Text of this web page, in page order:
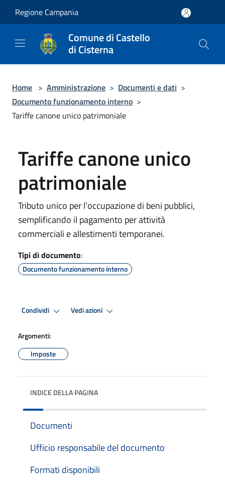
Regione Campania
Comune di Castello
di Cisterna
Home > Amministrazione > Documenti e dati >
Documento funzionamento interno >
Tariffe canone unico patrimoniale
Tariffe canone unico
patrimoniale
Tributo unico per l’occupazione di beni pubblici,
semplificando il pagamento per attività
commerciali e allestimenti temporanei.
Tipi di documento:
Documento funzionamento interno
Condividi Vedi azioni
Argomenti:
Imposte
INDICE DELLA PAGINA
Documenti
Ufficio responsabile del documento
Formati disponibili